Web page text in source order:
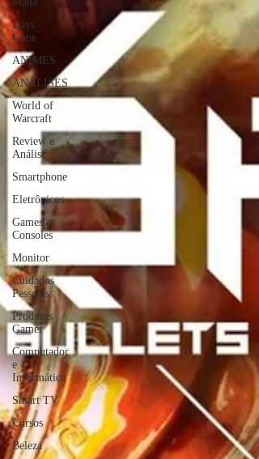
Days
Gone
ANIMES
ANÁLISES
World of
Warcraft
Review e
Análise
Smartphone
Eletrônicos
Games e
Consoles
Monitor
Cuidados
Pessoais
Produtos
Gamer
Computador
e
Informática
Smart TV
Cursos
Beleza